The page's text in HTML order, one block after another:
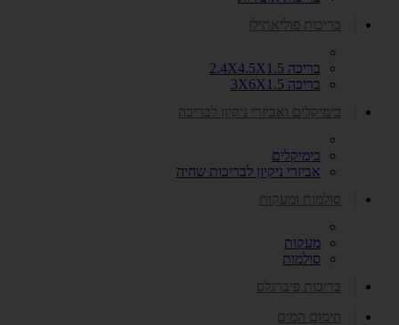
בריכות פוליאתילן
בריכה 2.4X4.5X1.5
בריכה 3X6X1.5
כימיקלים ואביזרי ניקיון לבריכה
כימיקלים
אביזרי ניקיון לבריכות שחיה
סולמות ומעקות
מעקות
סולמות
בריכות פיברגלס
חימום המים